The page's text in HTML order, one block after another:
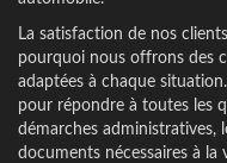
La satisfaction de nos
pourquoi nous offrons des
adaptées à chaque
pour répondre à toutes les
démarches administratives,
documents nécessaires à